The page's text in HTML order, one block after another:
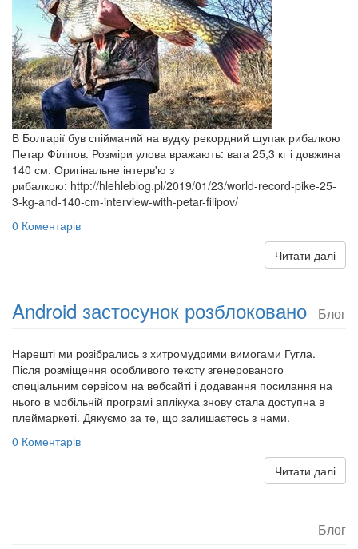
В Болгарії був спійманий на вудку рекордний щупак рибалкою
Петар Філіпов. Розміри улова вражають: вага 25,3 кг і довжина
140 см. Оригінальне інтерв'ю з
рибалкою: http://hlehleblog.pl/2019/01/23/world-record-pike-25-
3-kg-and-140-cm-interview-with-petar-filipov/
0 Коментарів
Читати далі
Android застосунок розблоковано Блог
Нарешті ми розібрались з хитромудрими вимогами Гугла.
Після розміщення особливого тексту згенерованого
спеціальним сервісом на вебсайті і додавання посилання на
нього в мобільній програмі аплікуха знову стала доступна в
плеймаркеті. Дякуємо за те, що залишаєтесь з нами.
0 Коментарів
Читати далі
Блог